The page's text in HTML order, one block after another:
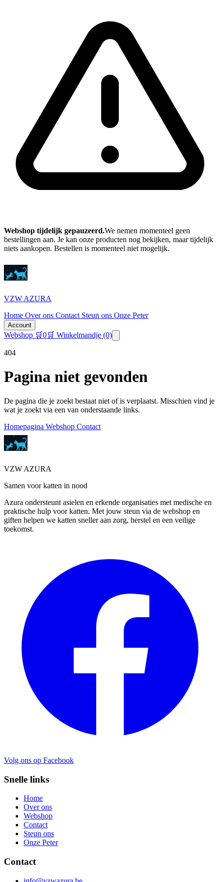
Webshop tijdelijk gepauzeerd.We nemen momenteel geen
bestellingen aan. Je kan onze producten nog bekijken, maar tijdelijk
niets aankopen. Bestellen is momenteel niet mogelijk.
VZW AZURA
Home Over ons Contact Steun ons Onze Peter
Account
Webshop 🛒0🛒 Winkelmandje (0)
404
Pagina niet gevonden
De pagina die je zoekt bestaat niet of is verplaatst. Misschien vind je
wat je zoekt via een van onderstaande links.
Homepagina Webshop Contact
VZW AZURA
Samen voor katten in nood
Azura ondersteunt asielen en erkende organisaties met medische en
praktische hulp voor katten. Met jouw steun via de webshop en
giften helpen we katten sneller aan zorg, herstel en een veilige
toekomst.
Volg ons op Facebook
Snelle links
Home
Over ons
Webshop
Contact
Steun ons
Onze Peter
Contact